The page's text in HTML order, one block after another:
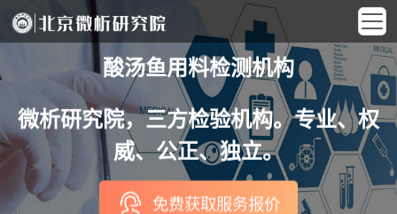
酸汤鱼用料检测机构
微析研究院，三方检验机构。专业、权
威、公正、独立。
免费获取服务报价